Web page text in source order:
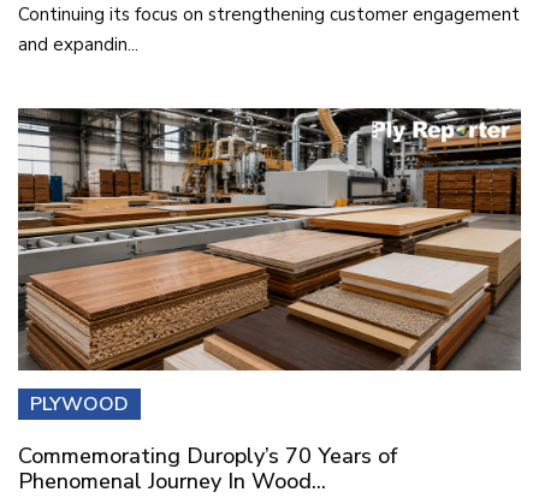
Continuing its focus on strengthening customer engagement
and expandin...
PLYWOOD
Commemorating Duroply’s 70 Years of
Phenomenal Journey In Wood...